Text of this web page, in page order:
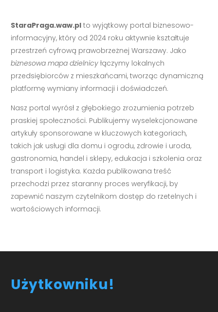
StaraPraga.waw.pl to wyjątkowy portal biznesowo-
informacyjny, który od 2024 roku aktywnie kształtuje
przestrzeń cyfrową prawobrzeżnej Warszawy. Jako
biznesowa mapa dzielnicy łączymy lokalnych
przedsiębiorców z mieszkańcami, tworząc dynamiczną
platformę wymiany informacji i doświadczeń.
Nasz portal wyrósł z głębokiego zrozumienia potrzeb
praskiej społeczności. Publikujemy wyselekcjonowane
artykuły sponsorowane w kluczowych kategoriach,
takich jak usługi dla domu i ogrodu, zdrowie i uroda,
gastronomia, handel i sklepy, edukacja i szkolenia oraz
transport i logistyka. Każda publikowana treść
przechodzi przez staranny proces weryfikacji, by
zapewnić naszym czytelnikom dostęp do rzetelnych i
wartościowych informacji.
Użytkowniku!